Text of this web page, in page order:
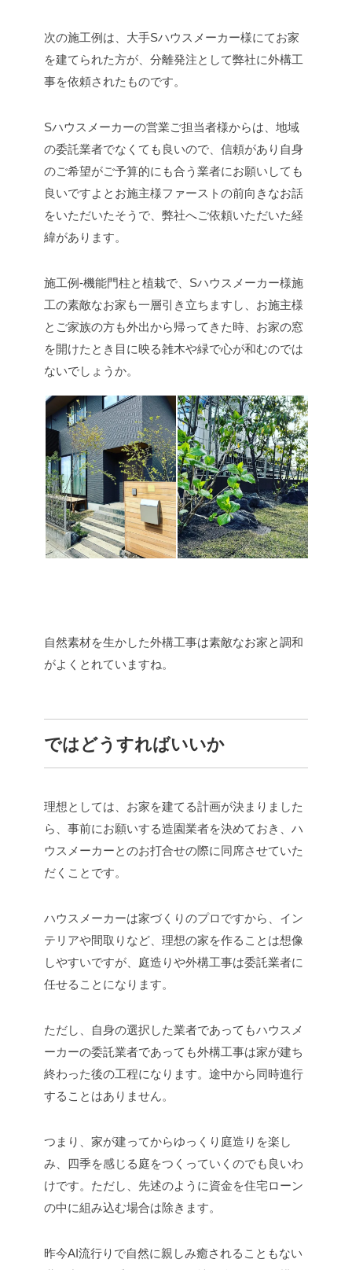
次の施工例は、大手Sハウスメーカー様にてお家
を建てられた方が、分離発注として弊社に外構工
事を依頼されたものです。
Sハウスメーカーの営業ご担当者様からは、地域
の委託業者でなくても良いので、信頼があり自身
のご希望がご予算的にも合う業者にお願いしても
良いですよとお施主様ファーストの前向きなお話
をいただいたそうで、弊社へご依頼いただいた経
緯があります。
施工例-機能門柱と植栽で、Sハウスメーカー様施
工の素敵なお家も一層引き立ちますし、お施主様
とご家族の方も外出から帰ってきた時、お家の窓
を開けたとき目に映る雑木や緑で心が和むのでは
ないでしょうか。
自然素材を生かした外構工事は素敵なお家と調和
がよくとれていますね。
ではどうすればいいか
理想としては、お家を建てる計画が決まりました
ら、事前にお願いする造園業者を決めておき、ハ
ウスメーカーとのお打合せの際に同席させていた
だくことです。
ハウスメーカーは家づくりのプロですから、イン
テリアや間取りなど、理想の家を作ることは想像
しやすいですが、庭造りや外構工事は委託業者に
任せることになります。
ただし、自身の選択した業者であってもハウスメ
ーカーの委託業者であっても外構工事は家が建ち
終わった後の工程になります。途中から同時進行
することはありません。
つまり、家が建ってからゆっくり庭造りを楽し
み、四季を感じる庭をつくっていくのでも良いわ
けです。ただし、先述のように資金を住宅ローン
の中に組み込む場合は除きます。
昨今AI流行りで自然に親しみ癒されることもない